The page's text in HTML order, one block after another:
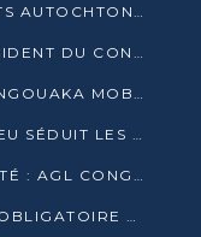
LÉKOUMOU : PLUS DE 900 ENFANTS AUTOCHTONES REÇOIVENT DES KITS SCOLAIRES GRÂCE À L’ESPACE OPOKO
PASCAL TSATY-MABIALA ÉLU PRÉSIDENT DU CONSEIL NATIONAL DE L’UPADS
LA SECTION 1-PCT MOUKOUNDZI NGOUAKA MOBILISE 100 000 FCFA POUR LE 6ᵉ CONGRÈS DU PARTI
BASSIN DU CONGO : LE FONDS BLEU SÉDUIT LES BAILLEURS À BELÉM
JOURNÉE MONDIALE DE LA QUALITÉ : AGL CONGO FORME ET SENSIBILISE LES JEUNES TALENTS
L’ACPE LANCE LA CERTIFICATION OBLIGATOIRE DES CONTRATS DE TRAVAIL DES TRANSPORTEURS